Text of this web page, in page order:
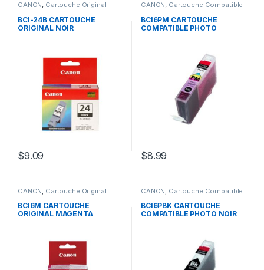
CANON, Cartouche Original
Canon
BCI-24B CARTOUCHE
ORIGINAL NOIR
$9.09
CANON, Cartouche Compatible
Canon
BCI6PM CARTOUCHE
COMPATIBLE PHOTO
$8.99
CANON, Cartouche Original
BCI6M CARTOUCHE
ORIGINAL MAGENTA
CANON, Cartouche Compatible
BCI6PBK CARTOUCHE
COMPATIBLE PHOTO NOIR